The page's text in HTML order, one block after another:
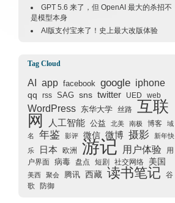
GPT 5.6 来了，但 OpenAI 最大的杀招不
是模型本身
AI版支付宝来了！史上最大改版体验
Tag Cloud
AI app facebook google iphone
qq rss SAG sns twitter UED web
WordPress 东华大学 丝路 互联
网
人工智能 公益 北美 南极 博客
域
名
年鉴 影评 微信 微博 摄影
新年快
乐
日本 欧洲 游记 用户体验
用
户界面
病毒 盘点 短剧 社交网络 美国
美西 聚会 腾讯 西藏 读书笔记
谷
歌
防御